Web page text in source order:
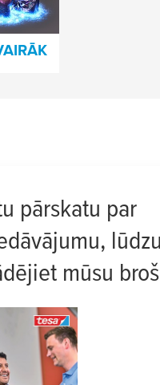
pārskatu par
mūsu